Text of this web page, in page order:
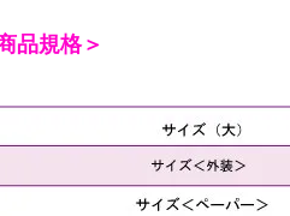
品規格＞